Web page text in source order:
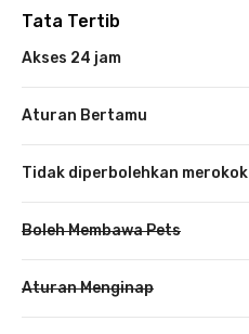
Tata Tertib
Akses 24 jam
Aturan Bertamu
Tidak diperbolehkan merokok
Boleh Membawa Pets
Aturan Menginap